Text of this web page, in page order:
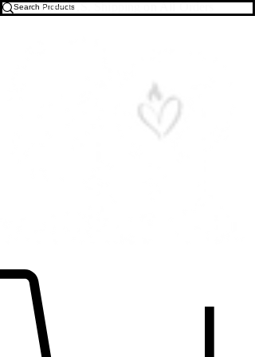
Free U.S. Shipping on All Orders